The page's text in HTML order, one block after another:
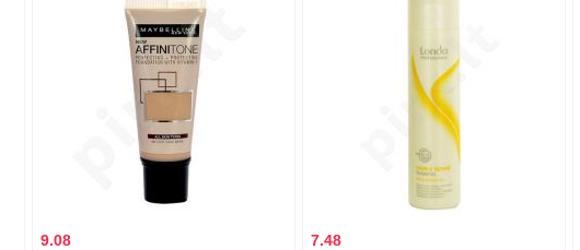
9.08
7.48